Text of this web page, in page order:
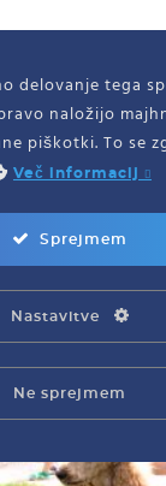
delovanje tega
naložijo
piškotki. To se
Več informacij
Sprejmem
Nastavitve
Ne sprejmem